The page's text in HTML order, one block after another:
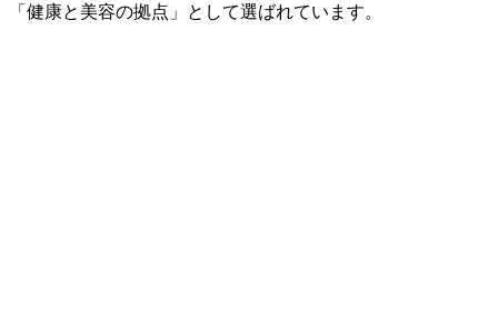
「健康と美容の拠点」として選ばれています。